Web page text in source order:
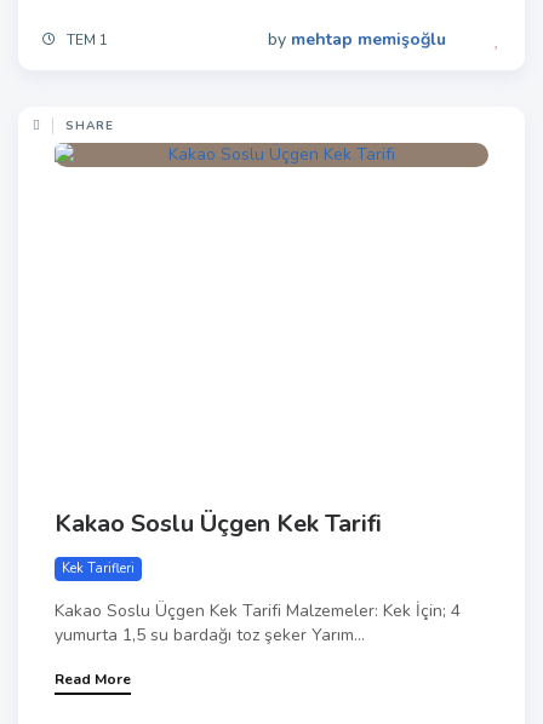
TEM 1 by mehtap memişoğlu
SHARE
Kakao Soslu Üçgen Kek Tarifi
Kek Tarifleri
Kakao Soslu Üçgen Kek Tarifi Malzemeler: Kek İçin; 4
yumurta 1,5 su bardağı toz şeker Yarım...
Read More